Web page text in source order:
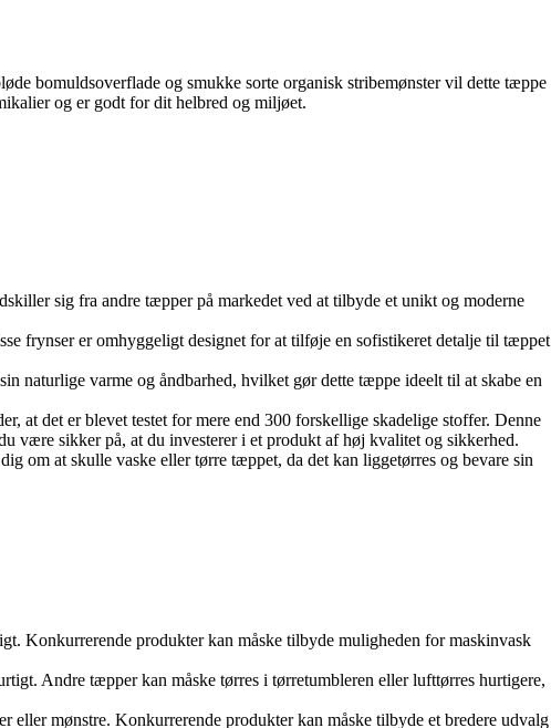
bomuldsoverflade og smukke sorte organisk stribemønster vil dette tæppe
og er godt for dit helbred og miljøet.
sig fra andre tæpper på markedet ved at tilbyde et unikt og moderne
frynser er omhyggeligt designet for at tilføje en sofistikeret detalje til tæppet
naturlige varme og åndbarhed, hvilket gør dette tæppe ideelt til at skabe en
det er blevet testet for mere end 300 forskellige skadelige stoffer. Denne
være sikker på, at du investerer i et produkt af høj kvalitet og sikkerhed.
om at skulle vaske eller tørre tæppet, da det kan liggetørres og bevare sin
Konkurrerende produkter kan måske tilbyde muligheden for maskinvask
Andre tæpper kan måske tørres i tørretumbleren eller lufttørres hurtigere,
mønstre. Konkurrerende produkter kan måske tilbyde et bredere udvalg